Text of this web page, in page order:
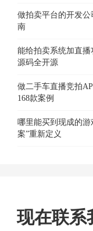
做拍卖平台的开发
南
能给拍卖系统加直播
源码全开源
做二手车直播竞拍
168款案例
哪里能买到现成的
案”重新定义
现在联系